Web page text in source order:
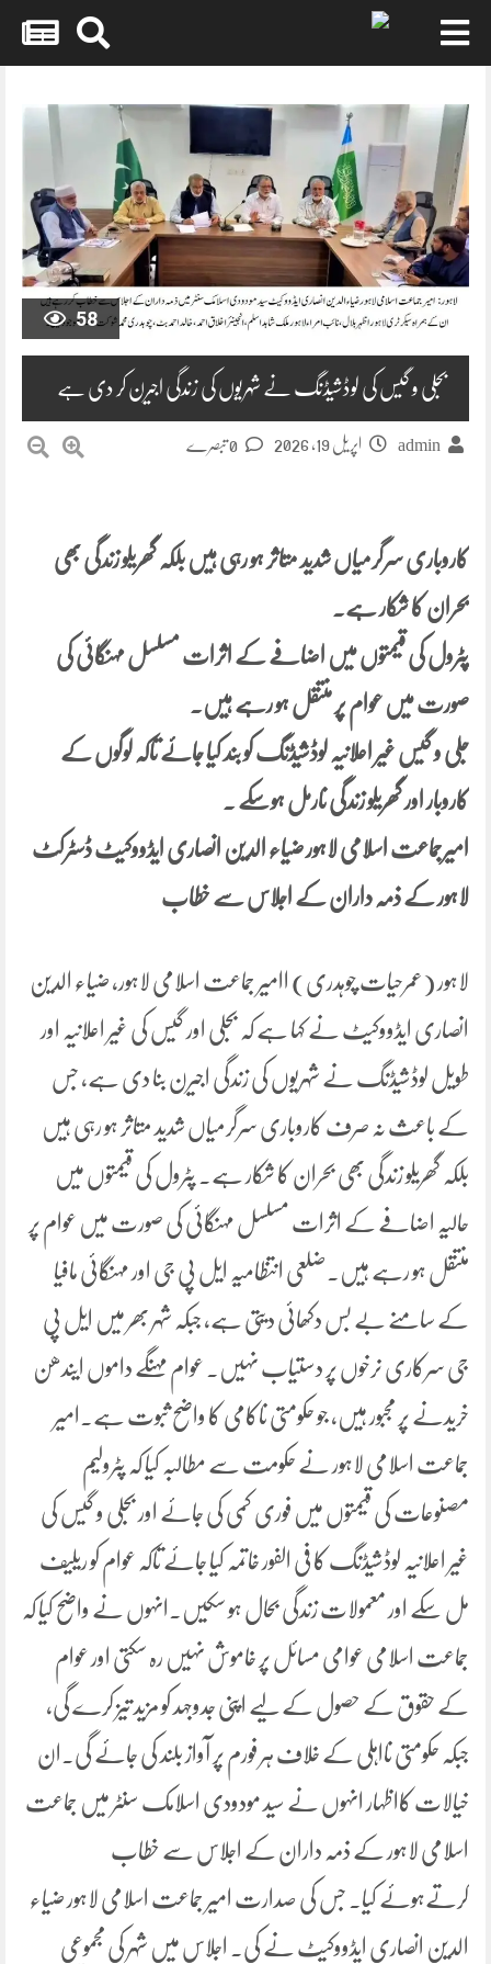
content
58
بجلی و گیس کی لوڈشیڈنگ نے شہریوں کی زندگی اجیرن کر دی ہے
admin اپریل 19, 2026
کاروباری سرگرمیاں شدید متاثر ہو رہی ہیں بلکہ گھریلو زندگی بھی
بحران کا شکار ہے۔
پٹرول کی قیمتوں میں اضافے کے اثرات مسلسل مہنگائی کی
صورت میں عوام پر منتقل ہو رہے ہیں۔
جلی و گیس غیر اعلانیہ لوڈشیڈنگ کو بند کیا جائے تاکہ لوگوں کے
کاروبار اور گھریلو زندگی نارمل ہوسکے ۔
امیرجماعت اسلامی لاہور ضیاء الدین انصاری ایڈووکیٹ ڈسٹرکٹ
لاہور کے ذمہ داران کے اجلاس سے خطاب
لاہور (عمرحیات چوہدری) اامیر جماعت اسلامی لاہور، ضیاء الدین
انصاری ایڈووکیٹ نے کہا ہے کہ بجلی اور گیس کی غیر اعلانیہ اور
طویل لوڈشیڈنگ نے شہریوں کی زندگی اجیرن بنا دی ہے، جس
کے باعث نہ صرف کاروباری سرگرمیاں شدید متاثر ہو رہی ہیں
بلکہ گھریلو زندگی بھی بحران کا شکار ہے۔ پٹرول کی قیمتوں میں
حالیہ اضافے کے اثرات مسلسل مہنگائی کی صورت میں عوام پر
منتقل ہو رہے ہیں۔ضلعی انتظامیہ ایل پی جی اور مہنگائی مافیا
کے سامنے بے بس دکھائی دیتی ہے، جبکہ شہر بھر میں ایل پی
جی سرکاری نرخوں پر دستیاب نہیں۔ عوام مہنگے داموں ایندھن
خریدنے پر مجبور ہیں، جو حکومتی ناکامی کا واضح ثبوت ہے۔امیر
جماعت اسلامی لاہور نے حکومت سے مطالبہ کیا کہ پٹرولیم
مصنوعات کی قیمتوں میں فوری کمی کی جائے اور بجلی و گیس کی
غیر اعلانیہ لوڈشیڈنگ کا فی الفور خاتمہ کیا جائے تاکہ عوام کو ریلیف
مل سکے اور معمولات زندگی بحال ہو سکیں۔انہوں نے واضح کیا کہ
جماعت اسلامی عوامی مسائل پر خاموش نہیں رہ سکتی اور عوام
کے حقوق کے حصول کے لیے اپنی جدوجہد کو مزید تیز کرے گی،
جبکہ حکومتی نااہلی کے خلاف ہر فورم پر آواز بلند کی جائے گی۔ان
خیالات کااظہار انہوں نے سید مودودی اسلامک سنٹر میں جماعت
اسلامی لاہور کے ذمہ داران کے اجلاس سے خطاب
کرتےہوئے کیا۔ جس کی صدارت امیر جماعت اسلامی لاہور ضیاء
الدین انصاری ایڈووکیٹ نے کی۔ اجلاس میں شہر کی مجموعی